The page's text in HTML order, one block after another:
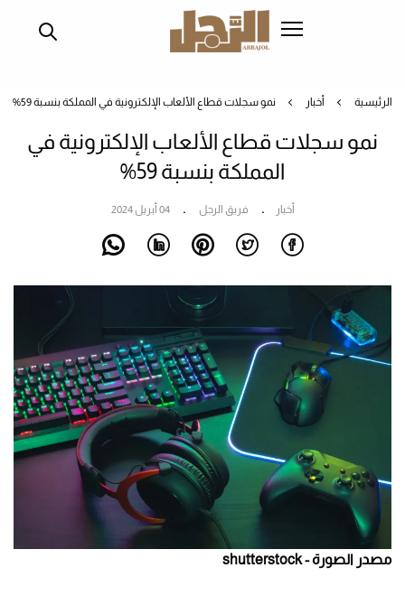
الرئيسية أخبار نمو سجلات قطاع الألعاب الإلكترونية في المملكة بنسبة 59%
نمو سجلات قطاع الألعاب الإلكترونية في
المملكة بنسبة 59%
أخبار فريق الرجل 04 أبريل 2024
مصدر الصورة - shutterstock